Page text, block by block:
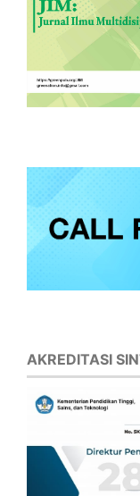
AKREDITASI